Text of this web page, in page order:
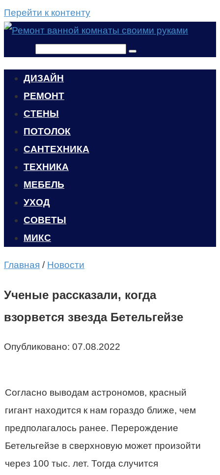
Перейти к контенту
ДИЗАЙН
РЕМОНТ
СТЕНЫ
ПОТОЛОК
САНТЕХНИКА
ТЕХНИКА
МЕБЕЛЬ
УХОД
CОВЕТЫ
МИКС
Главная / Новости
Ученые рассказали, когда
взорвется звезда Бетельгейзе
Опубликовано: 07.08.2022
Согласно выводам астрономов, красный
гигант находится к нам гораздо ближе, чем
предполагалось ранее. Перерождение
Бетельгейзе в сверхновую может произойти
через 100 тыс. лет. Тогда случится